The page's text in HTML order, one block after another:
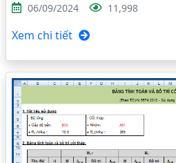
06/09/2024 11,998
Xem chi tiết